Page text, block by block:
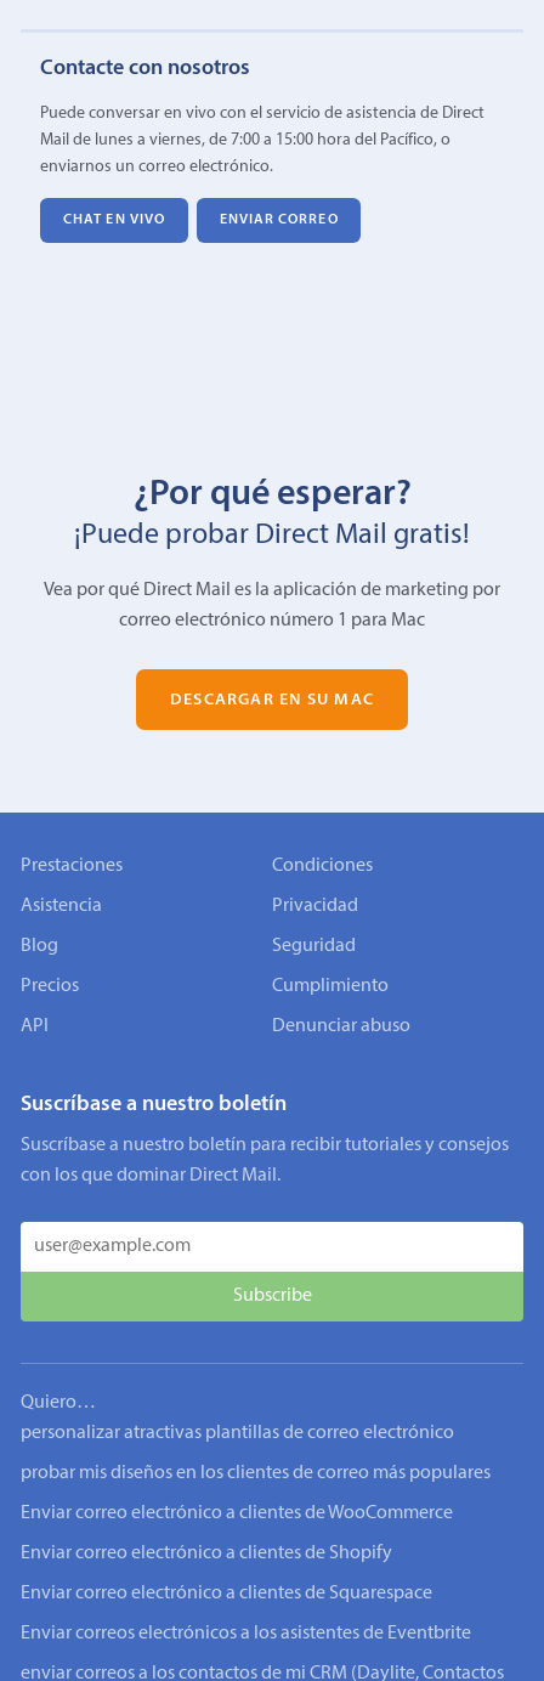
Contacte con nosotros
Puede conversar en vivo con el servicio de asistencia de Direct
Mail de lunes a viernes, de 7:00 a 15:00 hora del Pacífico, o
enviarnos un correo electrónico.
CHAT EN VIVO ENVIAR CORREO
¿Por qué esperar?
¡Puede probar Direct Mail gratis!
Vea por qué Direct Mail es la aplicación de marketing por
correo electrónico número 1 para Mac
DESCARGAR EN SU MAC
Prestaciones
Asistencia
Blog
Precios
API
Condiciones
Privacidad
Seguridad
Cumplimiento
Denunciar abuso
Suscríbase a nuestro boletín
Suscríbase a nuestro boletín para recibir tutoriales y consejos
con los que dominar Direct Mail.
Quiero…
personalizar atractivas plantillas de correo electrónico
probar mis diseños en los clientes de correo más populares
Enviar correo electrónico a clientes de WooCommerce
Enviar correo electrónico a clientes de Shopify
Enviar correo electrónico a clientes de Squarespace
Enviar correos electrónicos a los asistentes de Eventbrite
enviar correos a los contactos de mi CRM (Daylite, Contactos